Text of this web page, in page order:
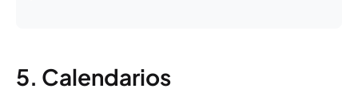
5. Calendarios